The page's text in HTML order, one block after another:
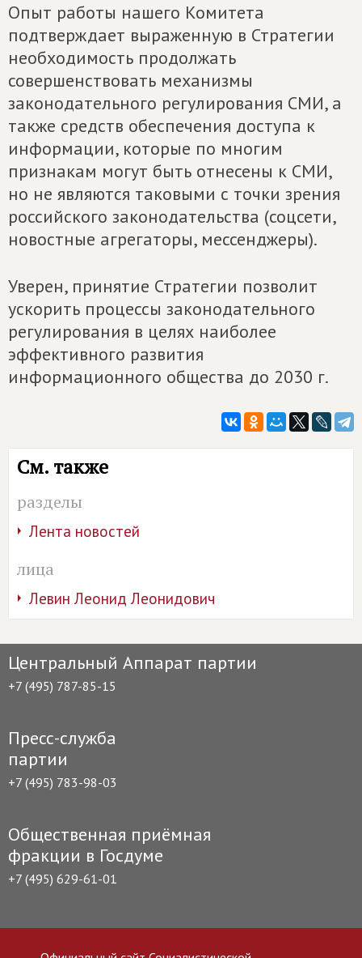
Опыт работы нашего Комитета
подтверждает выраженную в Стратегии
необходимость продолжать
совершенствовать механизмы
законодательного регулирования СМИ, а
также средств обеспечения доступа к
информации, которые по многим
признакам могут быть отнесены к СМИ,
но не являются таковыми с точки зрения
российского законодательства (соцсети,
новостные агрегаторы, мессенджеры).
Уверен, принятие Стратегии позволит
ускорить процессы законодательного
регулирования в целях наиболее
эффективного развития
информационного общества до 2030 г.
См. также
разделы
Лента новостей
лица
Левин Леонид Леонидович
Центральный Аппарат партии
+7 (495) 787-85-15
Пресс-служба
партии
+7 (495) 783-98-03
Общественная приёмная
фракции в Госдуме
+7 (495) 629-61-01